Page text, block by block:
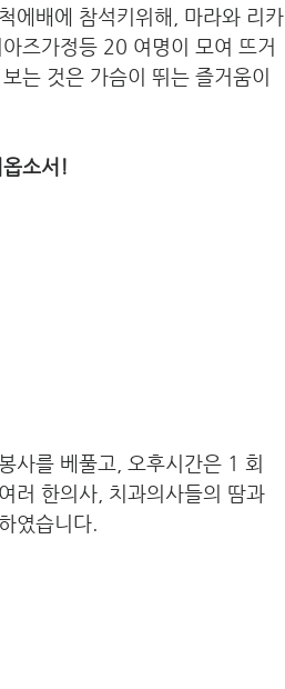
에배에 참석키위해, 마라와 리카
즈가정등 20 여명이 모여 뜨거
는 것은 가슴이 뛰는 즐거움이
소서!
사를 베풀고, 오후시간은 1 회
러 한의사, 치과의사들의 땀과
였습니다.